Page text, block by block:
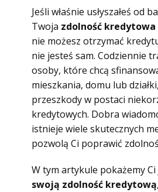
Jeśli właśnie usłyszałeś od
Twoja zdolność kredytowa
nie możesz otrzymać
nie jesteś sam. Codziennie
osoby, które chcą
mieszkania, domu lub
przeszkody w postaci
kredytowych. Dobra
istnieje wiele skutecznych
pozwolą Ci poprawić
W tym artykule pokażemy Ci
swoją zdolność kredytową